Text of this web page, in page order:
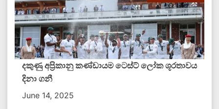
දකුණු අප්‍රිකානු කණ්ඩායම ටෙස්ට් ලෝක ශූරතාවය
දිනා ගනී
June 14, 2025